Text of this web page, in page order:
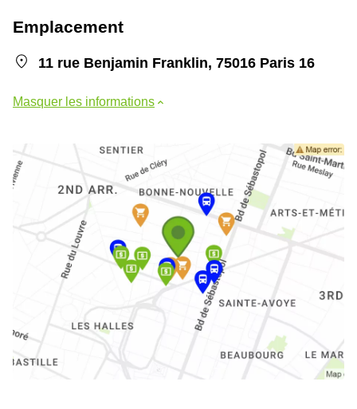
Emplacement
11 rue Benjamin Franklin, 75016 Paris 16
Masquer les informations